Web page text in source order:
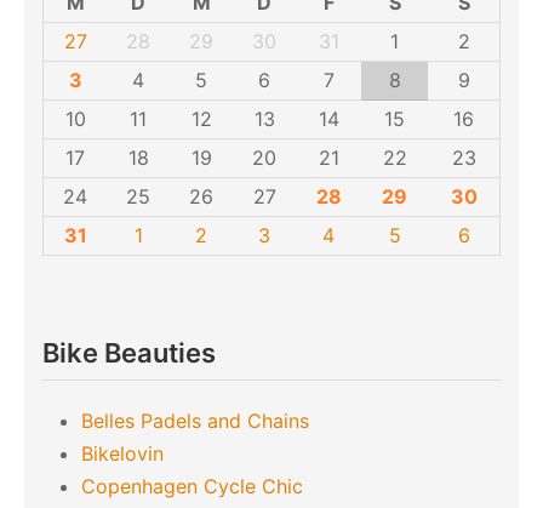
27
28 29 30 31 1
2
3
4 5 6 7 8
9
10
11 12 13 14 15
16
17
18 19 20 21 22
23
24
25 26 27 28 29
30
31
1 2 3 4 5 6
Bike Beauties
Belles Padels and Chains
Bikelovin
Copenhagen Cycle Chic